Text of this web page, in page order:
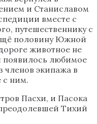
и Станиславом
вместе с
путешественнику с
половину Южной
животное не
появилось любимое
членов экипажа в
с ним.
Пасхи, и Пасока
Тихий